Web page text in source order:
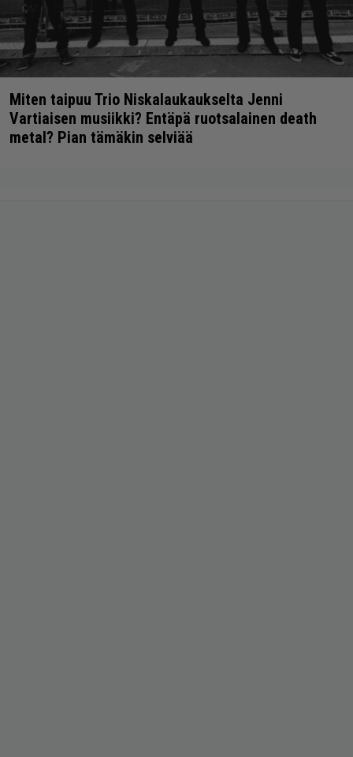
Miten taipuu Trio Niskalaukaukselta Jenni
Vartiaisen musiikki? Entäpä ruotsalainen death
metal? Pian tämäkin selviää